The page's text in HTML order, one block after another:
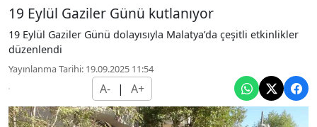
19 Eylül Gaziler Günü kutlanıyor
19 Eylül Gaziler Günü dolayısıyla Malatya’da çeşitli etkinlikler
düzenlendi
Yayınlanma Tarihi: 19.09.2025 11:54
A- | A+